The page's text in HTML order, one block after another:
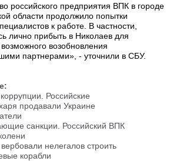
российского предприятия ВПК в городе
области продолжило попытки
к работе. В частности,
лично прибыть в Николаев для
возобновления
партнерами», - уточнили в СБУ.
Российские
продавали Украине
санкции. Российский ВПК
нелегалов строить
корабли